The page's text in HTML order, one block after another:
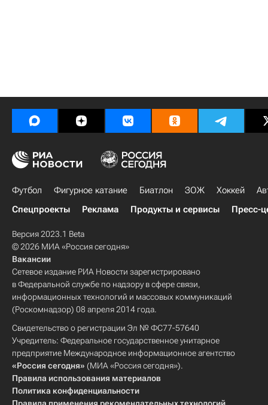
Футбол Фигурное катание Биатлон ЗОЖ Хоккей
Спецпроекты
Реклама Продукты и сервисы Пресс-
Версия 2023.1 Beta
© 2026 МИА «Россия сегодня»
Вакансии
Сетевое издание РИА Новости зарегистрировано
в Федеральной службе по надзору в сфере связи,
информационных технологий и массовых коммуникаций
(Роскомнадзор) 08 апреля 2014 года.
Свидетельство о регистрации Эл № ФС77-57640
Учредитель: Федеральное государственное унитарное
предприятие Международное информационное агентство
«Россия сегодня» (МИА «Россия сегодня»).
Правила использования материалов
Политика конфиденциальности